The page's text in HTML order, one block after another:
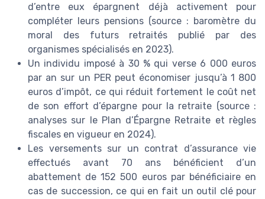
d’entre eux épargnent déjà activement pour
compléter leurs pensions (source : baromètre du
moral des futurs retraités publié par des
organismes spécialisés en 2023).
Un individu imposé à 30 % qui verse 6 000 euros
par an sur un PER peut économiser jusqu’à 1 800
euros d’impôt, ce qui réduit fortement le coût net
de son effort d’épargne pour la retraite (source :
analyses sur le Plan d’Épargne Retraite et règles
fiscales en vigueur en 2024).
Les versements sur un contrat d’assurance vie
effectués avant 70 ans bénéficient d’un
abattement de 152 500 euros par bénéficiaire en
cas de succession, ce qui en fait un outil clé pour